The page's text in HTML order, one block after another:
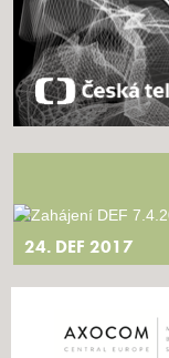
24. DEF 2017